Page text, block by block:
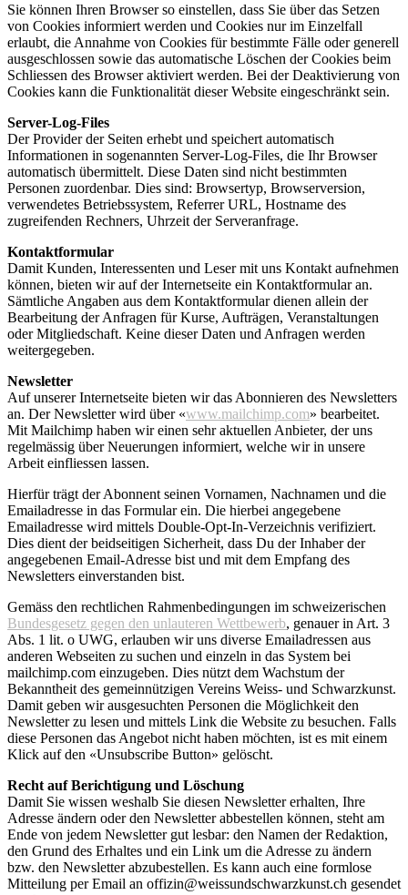
Sie können Ihren Browser so einstellen, dass Sie über das Setzen
von Cookies informiert werden und Cookies nur im Einzelfall
erlaubt, die Annahme von Cookies für bestimmte Fälle oder generell
ausgeschlossen sowie das automatische Löschen der Cookies beim
Schliessen des Browser aktiviert werden. Bei der Deaktivierung von
Cookies kann die Funktionalität dieser Website eingeschränkt sein.
Server-Log-Files
Der Provider der Seiten erhebt und speichert automatisch
Informationen in sogenannten Server-Log-Files, die Ihr Browser
automatisch übermittelt. Diese Daten sind nicht bestimmten
Personen zuordenbar. Dies sind: Browsertyp, Browserversion,
verwendetes Betriebssystem, Referrer URL, Hostname des
zugreifenden Rechners, Uhrzeit der Serveranfrage.
Kontaktformular
Damit Kunden, Interessenten und Leser mit uns Kontakt aufnehmen
können, bieten wir auf der Internetseite ein Kontaktformular an.
Sämtliche Angaben aus dem Kontaktformular dienen allein der
Bearbeitung der Anfragen für Kurse, Aufträgen, Veranstaltungen
oder Mitgliedschaft. Keine dieser Daten und Anfragen werden
weitergegeben.
Newsletter
Auf unserer Internetseite bieten wir das Abonnieren des Newsletters
an. Der Newsletter wird über «www.mailchimp.com» bearbeitet.
Mit Mailchimp haben wir einen sehr aktuellen Anbieter, der uns
regelmässig über Neuerungen informiert, welche wir in unsere
Arbeit einfliessen lassen.
Hierfür trägt der Abonnent seinen Vornamen, Nachnamen und die
Emailadresse in das Formular ein. Die hierbei angegebene
Emailadresse wird mittels Double-Opt-In-Verzeichnis verifiziert.
Dies dient der beidseitigen Sicherheit, dass Du der Inhaber der
angegebenen Email-Adresse bist und mit dem Empfang des
Newsletters einverstanden bist.
Gemäss den rechtlichen Rahmenbedingungen im schweizerischen
Bundesgesetz gegen den unlauteren Wettbewerb, genauer in Art. 3
Abs. 1 lit. o UWG, erlauben wir uns diverse Emailadressen aus
anderen Webseiten zu suchen und einzeln in das System bei
mailchimp.com einzugeben. Dies nützt dem Wachstum der
Bekanntheit des gemeinnützigen Vereins Weiss- und Schwarzkunst.
Damit geben wir ausgesuchten Personen die Möglichkeit den
Newsletter zu lesen und mittels Link die Website zu besuchen. Falls
diese Personen das Angebot nicht haben möchten, ist es mit einem
Klick auf den «Unsubscribe Button» gelöscht.
Recht auf Berichtigung und Löschung
Damit Sie wissen weshalb Sie diesen Newsletter erhalten, Ihre
Adresse ändern oder den Newsletter abbestellen können, steht am
Ende von jedem Newsletter gut lesbar: den Namen der Redaktion,
den Grund des Erhaltes und ein Link um die Adresse zu ändern
bzw. den Newsletter abzubestellen. Es kann auch eine formlose
Mitteilung per Email an offizin@weissundschwarzkunst.ch gesendet